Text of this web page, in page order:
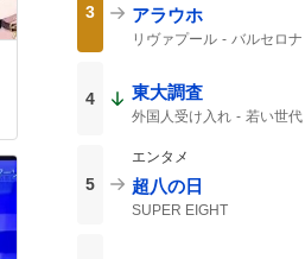
3 アラウホ
リヴァプール バルセロナ
4 東大調査
外国人受け入れ 若い世代
5
エンタメ
超八の日
SUPER EIGHT